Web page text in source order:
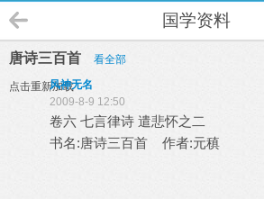
国学资料
唐诗三百首 看全部
点击重新加载
风神无名
2009-8-9 12:50
卷六 七言律诗 遣悲怀之二
书名:唐诗三百首 作者:元稹